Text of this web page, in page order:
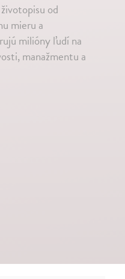
od
mieru a
milióny ľudí na
manažmentu a